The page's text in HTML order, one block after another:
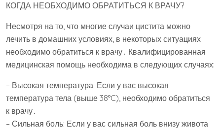
КОГДА НЕОБХОДИМО ОБРАТИТЬСЯ К ВРАЧУ?
Несмотря на то, что многие случаи цистита можно
лечить в домашних условиях, в некоторых ситуациях
необходимо обратиться к врачу․ Квалифицированная
медицинская помощь необходима в следующих случаях:
– Высокая температура: Если у вас высокая
температура тела (выше 38°C), необходимо обратиться
к врачу․
– Сильная боль: Если у вас сильная боль внизу живота